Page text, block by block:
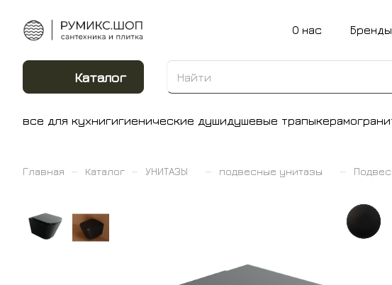
О нас Бренды
Каталог
все для кухнигигиенические душидушевые трапы
Главная – Каталог – УНИТАЗЫ – подвесные унитазы –